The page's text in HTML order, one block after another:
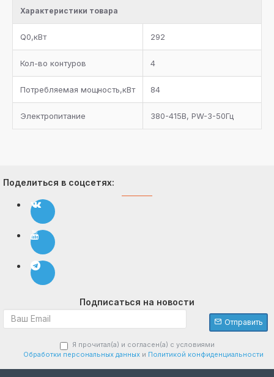
запорный вентиль, электромагнитный клапан на
линию возврата масла в каждый компрессор
Система регулирования давления конденсации на
линии нагнетания
Фильтр-очиститель на линии всасывания каждого
Характеристики товара
Q0,кВт 292
Кол-во контуров 4
Потребляемая мощность,кВт 84
Электропитание 380-415В, PW-3-50Гц
Поделиться в соцсетях:
Подписаться на новости
Отправить
Я прочитал(а) и согласен(а) с условиями
Обработки персональных данныхи Политикой конфиденциальности